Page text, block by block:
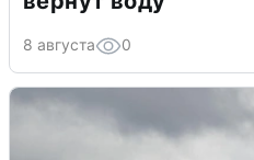
8 августа 0